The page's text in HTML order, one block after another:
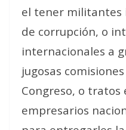
el tener militantes
de corrupción, o
internacionales a
jugosas
Congreso, o tratos
empresarios